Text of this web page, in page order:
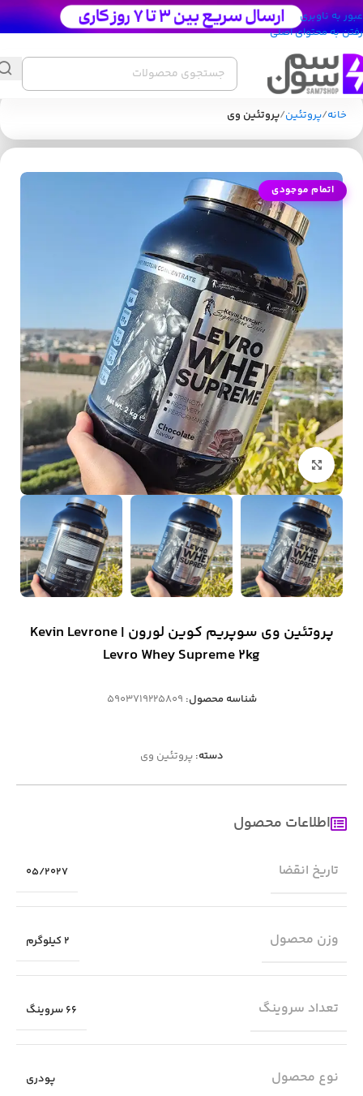
عبور به ناوبری
رفتن به محتوای اصلی
خانه پروتئین پروتئین وی
اتمام موجودی
بزرگنمایی تصویر
پروتئین وی سوپریم کوین لورون | Kevin Levrone
Levro Whey Supreme 2kg
شناسه محصول: 5903719225809
دسته: پروتئین وی
اطلاعات محصول
تاریخ انقضا 05/2027
وزن محصول 2 کیلوگرم
تعداد سروینگ 66 سروینگ
نوع محصول پودری